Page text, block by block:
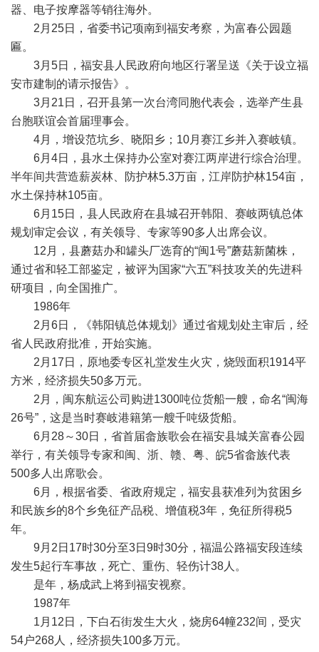
器、电子按摩器等销往海外。
2月25日，省委书记项南到福安考察，为富春公园题
匾。
3月5日，福安县人民政府向地区行署呈送《关于设立福
安市建制的请示报告》。
3月21日，召开县第一次台湾同胞代表会，选举产生县
台胞联谊会首届理事会。
4月，增设范坑乡、晓阳乡；10月赛江乡并入赛岐镇。
6月4日，县水土保持办公室对赛江两岸进行综合治理。
半年间共营造薪炭林、防护林5.3万亩，江岸防护林154亩，
水土保持林105亩。
6月15日，县人民政府在县城召开韩阳、赛岐两镇总体
规划审定会议，有关领导、专家等90多人出席会议。
12月，县蘑菇办和罐头厂选育的“闽1号”蘑菇新菌株，
通过省和轻工部鉴定，被评为国家“六五”科技攻关的先进科
研项目，向全国推广。
1986年
2月6日，《韩阳镇总体规划》通过省规划处主审后，经
省人民政府批准，开始实施。
2月17日，原地委专区礼堂发生火灾，烧毁面积1914平
方米，经济损失50多万元。
2月，闽东航运公司购进1300吨位货船一艘，命名“闽海
26号”，这是当时赛岐港籍第一艘千吨级货船。
6月28～30日，省首届畲族歌会在福安县城关富春公园
举行，有关领导专家和闽、浙、赣、粤、皖5省畲族代表
500多人出席歌会。
6月，根据省委、省政府规定，福安县获准列为贫困乡
和民族乡的8个乡免征产品税、增值税3年，免征所得税5
年。
9月2日17时30分至3日9时30分，福温公路福安段连续
发生5起行车事故，死亡、重伤、轻伤计38人。
是年，杨成武上将到福安视察。
1987年
1月12日，下白石街发生大火，烧房64幢232间，受灾
54户268人，经济损失100多万元。